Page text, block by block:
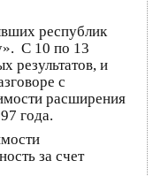
республик
С 10 по 13
результатов, и
с
расширения
года.
за счет